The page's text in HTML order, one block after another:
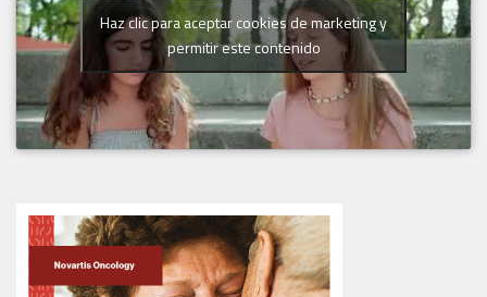
Haz clic para aceptar cookies de marketing y
permitir este contenido